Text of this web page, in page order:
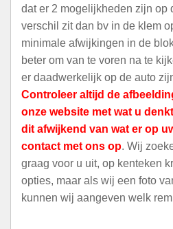
dat er 2 mogelijkheden zijn op
verschil zit dan bv in de klem
minimale afwijkingen in de
beter om van te voren na te
er daadwerkelijk op de auto
Controleer altijd de
onze website met wat u
dit afwijkend van wat er op
contact met ons op. Wij
graag voor u uit, op kenteken
opties, maar als wij een foto
kunnen wij aangeven welk